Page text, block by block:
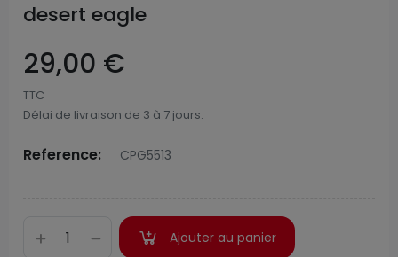
desert eagle
29,00 €
TTC
Délai de livraison de 3 à 7 jours.
Reference: CPG5513
Ajouter au panier